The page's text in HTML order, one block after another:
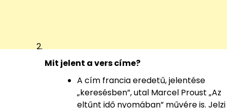
Mit jelent a vers címe?
A cím francia eredetű, jelentése
„keresésben”, utal Marcel Proust „Az
eltűnt idő nyomában” művére is. Jelzi